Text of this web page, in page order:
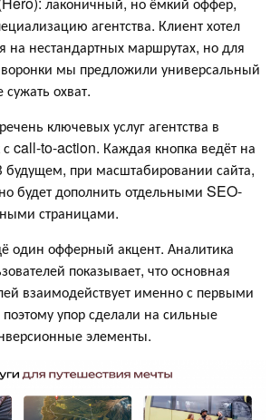
агентства. Клиент хотел
на нестандартных маршрутах, но для
мы предложили универсальный
охват.
ключевых услуг агентства в
с call-to-action. Каждая кнопка ведёт на
будущем, при масштабировании сайта,
будет дополнить отдельными SEO-
страницами.
один офферный акцент. Аналитика
показывает, что основная
взаимодействует именно с первыми
упор сделали на сильные
элементы.